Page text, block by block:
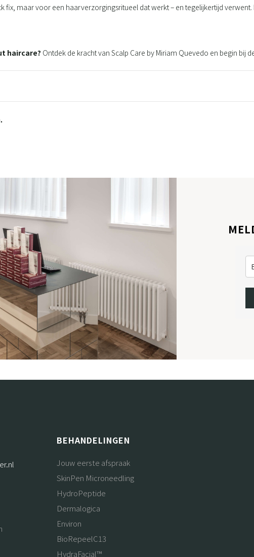
fix, maar voor een haarverzorgingsritueel dat werkt – en tegelijkertijd
haircare? Ontdek de kracht van Scalp Care by Miriam Quevedo en begin bij
BEHANDELINGEN
Jouw eerste afspraak
SkinPen Microneedling
HydroPeptide
Dermalogica
Environ
BioRepeelC13
HydraFacial™